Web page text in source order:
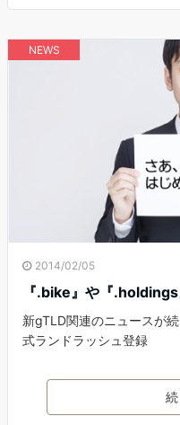
NEWS
2014/02/05
『.bike』や『.holdings
新gTLD関連のニュースが
式ランドラッシュ登録